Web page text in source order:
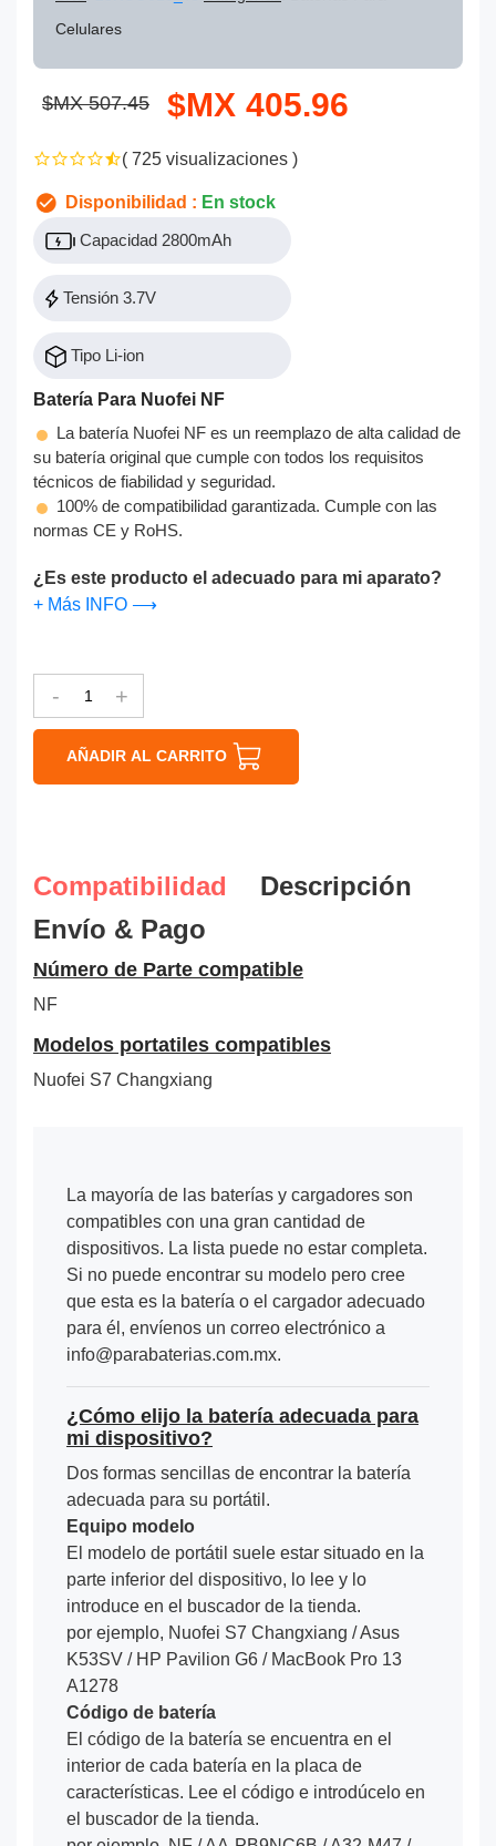
Celulares
$MX 507.45 $MX 405.96
( 725 visualizaciones )
Disponibilidad : En stock
Capacidad 2800mAh
Tensión 3.7V
Tipo Li-ion
Batería Para Nuofei NF
La batería Nuofei NF es un reemplazo de alta calidad de
su batería original que cumple con todos los requisitos
técnicos de fiabilidad y seguridad.
100% de compatibilidad garantizada. Cumple con las
normas CE y RoHS.
¿Es este producto el adecuado para mi aparato?
+ Más INFO ⟶
- +
AÑADIR AL CARRITO
Compatibilidad
Descripción
Envío & Pago
Número de Parte compatible
NF
Modelos portatiles compatibles
Nuofei S7 Changxiang
La mayoría de las baterías y cargadores son
compatibles con una gran cantidad de
dispositivos. La lista puede no estar completa.
Si no puede encontrar su modelo pero cree
que esta es la batería o el cargador adecuado
para él, envíenos un correo electrónico a
info@parabaterias.com.mx.
¿Cómo elijo la batería adecuada para
mi dispositivo?
Dos formas sencillas de encontrar la batería
adecuada para su portátil.
Equipo modelo
El modelo de portátil suele estar situado en la
parte inferior del dispositivo, lo lee y lo
introduce en el buscador de la tienda.
por ejemplo, Nuofei S7 Changxiang / Asus
K53SV / HP Pavilion G6 / MacBook Pro 13
A1278
Código de batería
El código de la batería se encuentra en el
interior de cada batería en la placa de
características. Lee el código e introdúcelo en
el buscador de la tienda.